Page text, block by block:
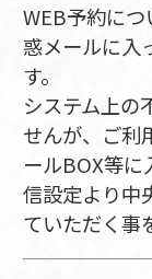
WEB予約に
惑メールに入
す。
システム上の
せんが、ご利
ールBOX等に
信設定より中
ていただく事